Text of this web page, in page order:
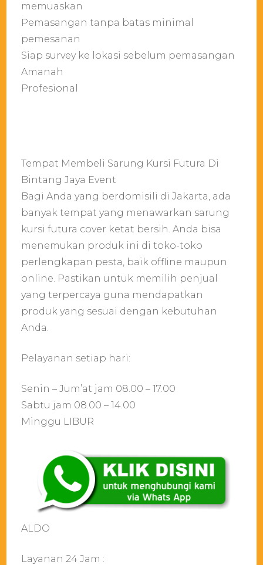
memuaskan
Pemasangan tanpa batas minimal
pemesanan
Siap survey ke lokasi sebelum pemasangan
Amanah
Profesional
Tempat Membeli Sarung Kursi Futura Di
Bintang Jaya Event
Bagi Anda yang berdomisili di Jakarta, ada
banyak tempat yang menawarkan sarung
kursi futura cover ketat bersih. Anda bisa
menemukan produk ini di toko-toko
perlengkapan pesta, baik offline maupun
online. Pastikan untuk memilih penjual
yang terpercaya guna mendapatkan
produk yang sesuai dengan kebutuhan
Anda.
Pelayanan setiap hari:
Senin – Jum’at jam 08.00 – 17.00
Sabtu jam 08.00 – 14.00
Minggu LIBUR
ALDO
Layanan 24 Jam :